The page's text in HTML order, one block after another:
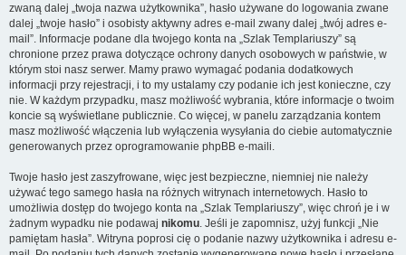
zwaną dalej „twoja nazwa użytkownika”, hasło używane do logowania zwane
dalej „twoje hasło” i osobisty aktywny adres e-mail zwany dalej „twój adres e-
mail”. Informacje podane dla twojego konta na „Szlak Templariuszy” są
chronione przez prawa dotyczące ochrony danych osobowych w państwie, w
którym stoi nasz serwer. Mamy prawo wymagać podania dodatkowych
informacji przy rejestracji, i to my ustalamy czy podanie ich jest konieczne, czy
nie. W każdym przypadku, masz możliwość wybrania, które informacje o twoim
koncie są wyświetlane publicznie. Co więcej, w panelu zarządzania kontem
masz możliwość włączenia lub wyłączenia wysyłania do ciebie automatycznie
generowanych przez oprogramowanie phpBB e-maili.
Twoje hasło jest zaszyfrowane, więc jest bezpieczne, niemniej nie należy
używać tego samego hasła na różnych witrynach internetowych. Hasło to
umożliwia dostęp do twojego konta na „Szlak Templariuszy”, więc chroń je i w
żadnym wypadku nie podawaj nikomu. Jeśli je zapomnisz, użyj funkcji „Nie
pamiętam hasła”. Witryna poprosi cię o podanie nazwy użytkownika i adresu e-